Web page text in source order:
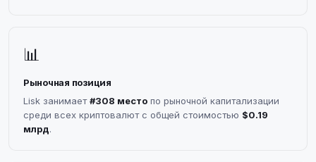
📊
Рыночная позиция
Lisk занимает#308 место по рыночной капитализации
среди всех криптовалют с общей стоимостью $0.19
млрд.